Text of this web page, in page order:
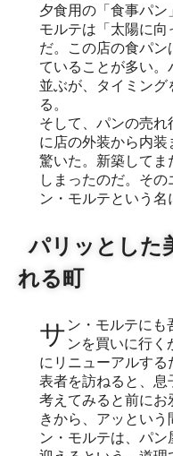
夕食用の「食事パン
モルテは「太陽に
だ。この店の食パン
ていることが多い。
並ぶが、タイミン
る。
そして、パンの売れ
に店の外装から内
驚いた。新築してま
しまったのだ。そ
ン・モルテという
パリッとした
れる町
サン・モルテにも吾輩の飼い主はちょくちょくパ ンを買いに行く
にリニューアルす
表者を訪ねると、息
考えてみると前にお
きから、アッとい
ン・モルテは、パ